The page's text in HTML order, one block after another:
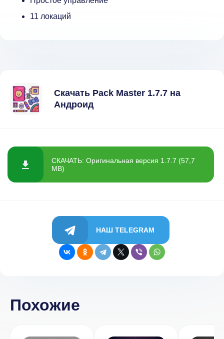
11 локаций
Скачать Pack Master 1.7.7 на
Андроид
СКАЧАТЬ: Оригинальная версия 1.7.7 (57,7
MB)
НАШ TELEGRAM
Похожие